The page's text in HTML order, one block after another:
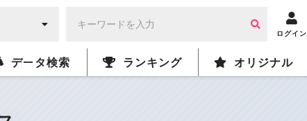
ログイン
データ検索 ランキング オリジナル